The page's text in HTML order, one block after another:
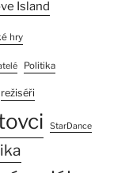
Island
hry
Politika
režiséři
StarDance